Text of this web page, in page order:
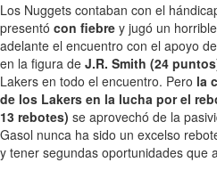
Los Nuggets contaban con el
presentó con fiebre y jugó un
adelante el encuentro con el apoyo
en la figura de J.R. Smith (24
Lakers en todo el encuentro. Pero la
de los Lakers en la lucha por el
13 rebotes) se aprovechó de la
Gasol nunca ha sido un excelso
y tener segundas oportunidades que